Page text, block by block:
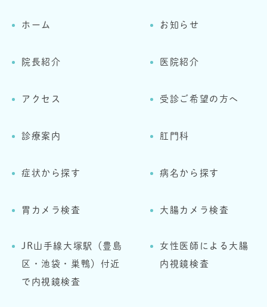
ホーム お知らせ
院長紹介 医院紹介
アクセス 受診ご希望の方へ
診療案内 肛門科
症状から探す 病名から探す
胃カメラ検査 大腸カメラ検査
JR山手線大塚駅（豊島
区・池袋・巣鴨）付近
で内視鏡検査
女性医師による大腸
内視鏡検査